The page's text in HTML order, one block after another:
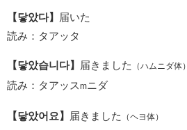
【닿았다】
届いた
読み：タアッタ
【닿았습니다】 届きました （ハムニダ体）
読み：タアッスmニダ
【닿았어요】 届きました （ヘヨ体）